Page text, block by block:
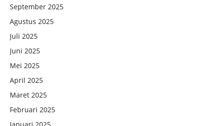
September 2025
Agustus 2025
Juli 2025
Juni 2025
Mei 2025
April 2025
Maret 2025
Februari 2025